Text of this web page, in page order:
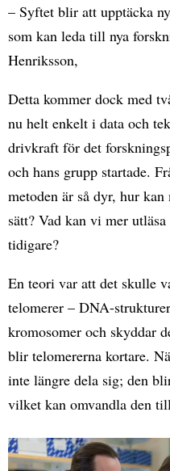
– Syftet blir att upptäcka
som kan leda till nya
Henriksson,
Detta kommer dock med
nu helt enkelt i data och
drivkraft för det
och hans grupp startade.
metoden är så dyr, hur kan
sätt? Vad kan vi mer
tidigare?
En teori var att det skulle
telomerer – DNA-
kromosomer och skyddar
blir telomererna kortare.
inte längre dela sig; den
vilket kan omvandla den